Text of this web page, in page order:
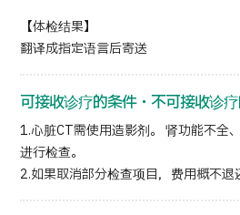
【体检结果】
翻译成指定语言后寄送
可接收诊疗的条件・不可接收诊
1.心脏CT需使用造影剂。 肾功能不全
进行检查。
2.如果取消部分检查项目，费用概不退